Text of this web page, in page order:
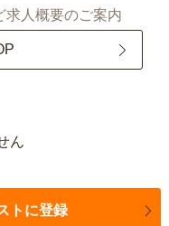
求人概要のご案内
ん
トに登録